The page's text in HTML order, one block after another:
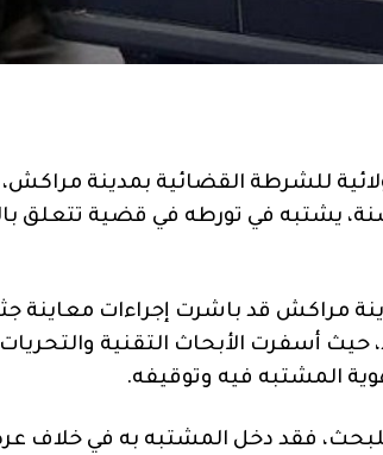
يبلغ من العمر 27 سنة، يشتبه في تورطه في
مراكش قد باشرت إجراءات معاينة
حيث أسفرت الأبحاث التقنية
المشتبه فيه وتوقيفه.
فقد دخل المشتبه به في خلاف